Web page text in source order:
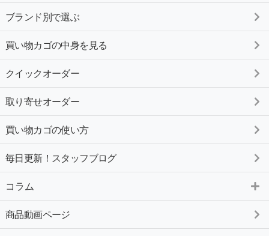
ブランド別で選ぶ
買い物カゴの中身を見る
クイックオーダー
取り寄せオーダー
買い物カゴの使い方
毎日更新！スタッフブログ
コラム
商品動画ページ